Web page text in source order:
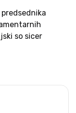
so sicer